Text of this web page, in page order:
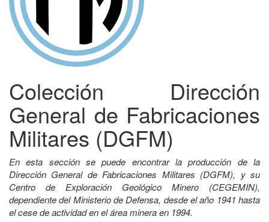
Colección Dirección
General de Fabricaciones
Militares (DGFM)
En esta sección se puede encontrar la producción de la
Dirección General de Fabricaciones Militares (DGFM), y su
Centro de Exploración Geológico Minero (CEGEMIN),
dependiente del Ministerio de Defensa, desde el año 1941 hasta
el cese de actividad en el área minera en 1994.